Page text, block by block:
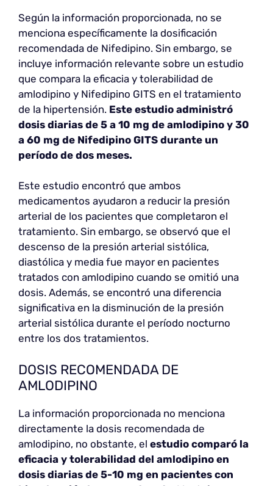
Según la información proporcionada, no se
menciona específicamente la dosificación
recomendada de Nifedipino. Sin embargo, se
incluye información relevante sobre un estudio
que compara la eficacia y tolerabilidad de
amlodipino y Nifedipino GITS en el tratamiento
de la hipertensión. Este estudio administró
dosis diarias de 5 a 10 mg de amlodipino y 30
a 60 mg de Nifedipino GITS durante un
período de dos meses.
Este estudio encontró que ambos
medicamentos ayudaron a reducir la presión
arterial de los pacientes que completaron el
tratamiento. Sin embargo, se observó que el
descenso de la presión arterial sistólica,
diastólica y media fue mayor en pacientes
tratados con amlodipino cuando se omitió una
dosis. Además, se encontró una diferencia
significativa en la disminución de la presión
arterial sistólica durante el período nocturno
entre los dos tratamientos.
DOSIS RECOMENDADA DE
AMLODIPINO
La información proporcionada no menciona
directamente la dosis recomendada de
amlodipino, no obstante, el estudio comparó la
eficacia y tolerabilidad del amlodipino en
dosis diarias de 5-10 mg en pacientes con